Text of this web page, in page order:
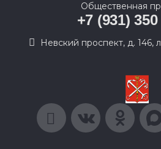
Общественная
+7 (931)
Невский проспект, д. 146,